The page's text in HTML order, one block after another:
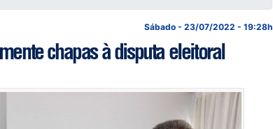
Sábado - 23/07/2022 - 19:28h
chapas à disputa eleitoral